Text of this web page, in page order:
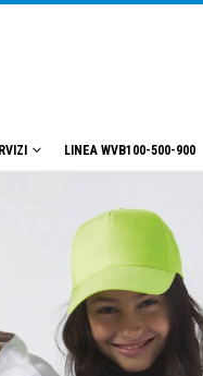
LINEA WVB100-500-900